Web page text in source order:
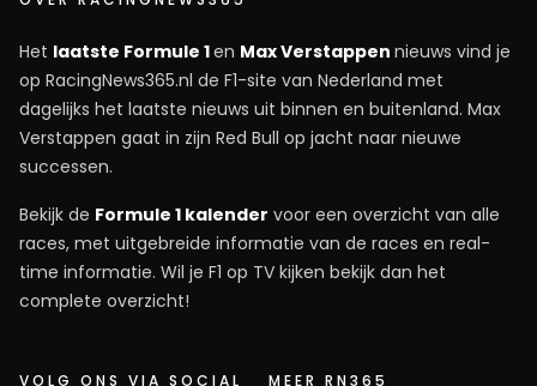
Het laatste Formule 1en Max Verstappen nieuws vind je
op RacingNews365.nl de F1-site van Nederland met
dagelijks het laatste nieuws uit binnen en buitenland. Max
Verstappen gaat in zijn Red Bull op jacht naar nieuwe
successen.
Bekijk de Formule 1 kalender voor een overzicht van alle
races, met uitgebreide informatie van de races en real-
time informatie. Wil je F1 op TV kijken bekijk dan het
complete overzicht!
VOLG ONS VIA SOCIAL
MEER RN365